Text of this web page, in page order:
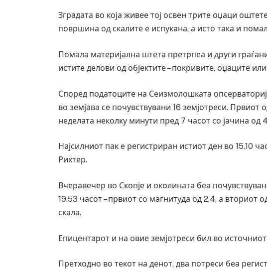
Зградата во која живее тој освен трите оџаци
површина од скалите е испукана, а исто така и
Помала материјална штета претрпеа и други
истите делови од објектите – покривите, оџаците
Според податоците на Сеизмолошката
во земјава се почувствувани 16 земјотреси.
неделата неколку минути пред 7 часот со јачина од
Најсилниот пак е регистриран истиот ден во 15.10
Рихтер.
Вчеравечер во Скопје и околината беа
19.53 часот – првиот со магнитуда од 2,4, а вториот
скала.
Епицентарот и на овие земјотреси бил во
Претходно во текот на денот, два потреси беа